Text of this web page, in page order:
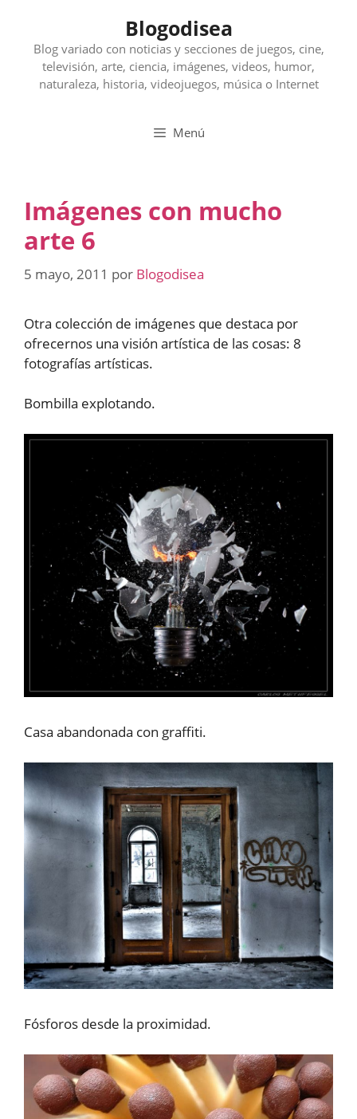
contenido
Blogodisea
Blog variado con noticias y secciones de juegos, cine,
televisión, arte, ciencia, imágenes, videos, humor,
naturaleza, historia, videojuegos, música o Internet
Menú
Imágenes con mucho
arte 6
5 mayo, 2011 por Blogodisea
Otra colección de imágenes que destaca por
ofrecernos una visión artística de las cosas: 8
fotografías artísticas.
Bombilla explotando.
Casa abandonada con graffiti.
Fósforos desde la proximidad.